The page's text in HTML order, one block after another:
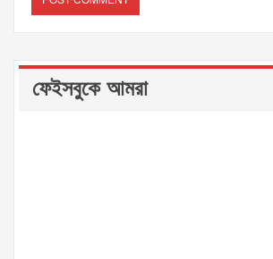
ফেইসবুকে আমরা